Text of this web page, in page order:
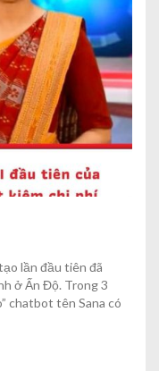
lần đầu tiên đã
ở Ấn Độ. Trong 3
chatbot tên Sana có